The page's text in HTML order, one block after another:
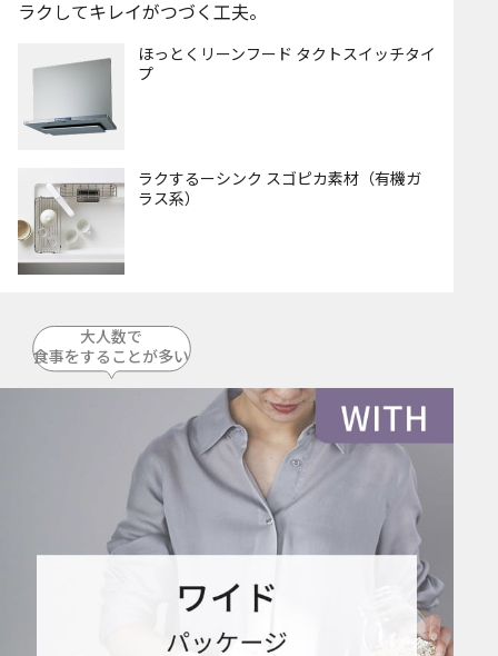
ラクしてキレイがつづく工夫。
ほっとくリーンフード タクトスイッチタイ
プ
ラクするーシンク スゴピカ素材（有機ガ
ラス系）
大人数で
食事をすることが多い